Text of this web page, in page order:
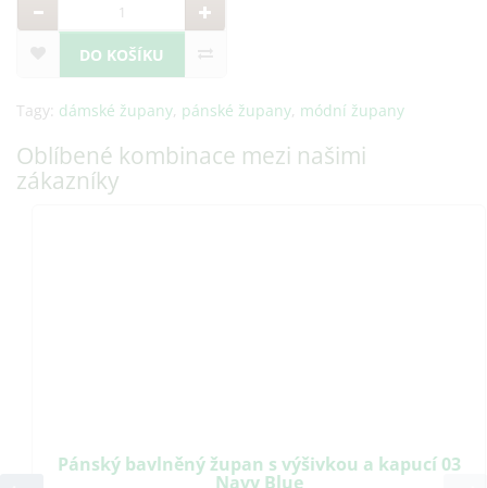
DO KOŠÍKU
Tagy: dámské župany, pánské župany, módní župany
Oblíbené kombinace mezi našimi
zákazníky